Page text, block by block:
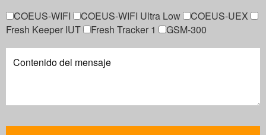
COEUS-WIFI
COEUS-WIFI Ultra Low
COEUS-UEX
Fresh Keeper IUT
Fresh Tracker 1 GSM-300